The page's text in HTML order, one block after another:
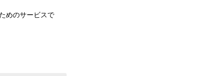
めのサービスで